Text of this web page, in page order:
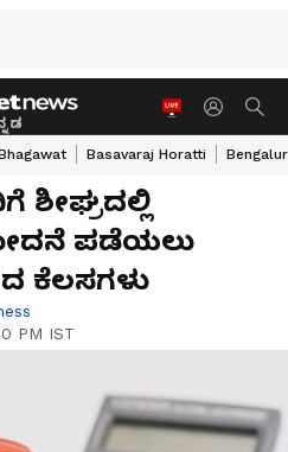
Basavaraj Horatti
ಶೀಘ್ರದಲ್ಲಿ
ಪಡೆಯಲು
ಕೆಲಸಗಳು
PM IST